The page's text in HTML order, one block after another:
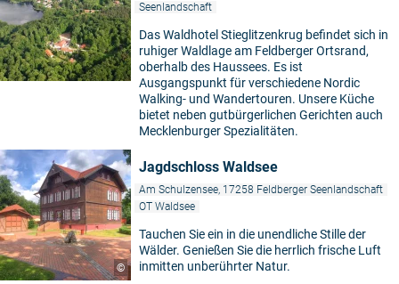
Seenlandschaft
Das Waldhotel Stieglitzenkrug befindet sich in
ruhiger Waldlage am Feldberger Ortsrand,
oberhalb des Haussees. Es ist
Ausgangspunkt für verschiedene Nordic
Walking- und Wandertouren. Unsere Küche
bietet neben gutbürgerlichen Gerichten auch
Mecklenburger Spezialitäten.
©
Jagdschloss Waldsee
Am Schulzensee, 17258 Feldberger Seenlandschaft
OT Waldsee
Tauchen Sie ein in die unendliche Stille der
Wälder. Genießen Sie die herrlich frische Luft
inmitten unberührter Natur.